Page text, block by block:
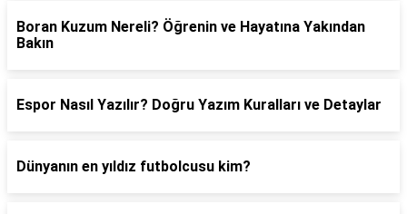
Boran Kuzum Nereli? Öğrenin ve Hayatına Yakından
Bakın
Espor Nasıl Yazılır? Doğru Yazım Kuralları ve Detaylar
Dünyanın en yıldız futbolcusu kim?